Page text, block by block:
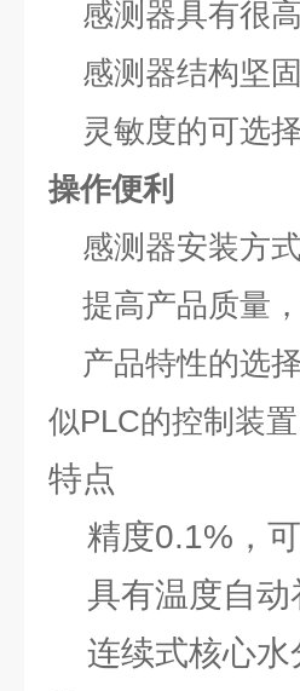
感测器具有很
感测器结构坚
灵敏度的可选择
操作便利
感测器安装方
提高产品质量
产品特性的选
似PLC的控制装置
特点
精度0.1%，可
具有温度自动
连续式核心水